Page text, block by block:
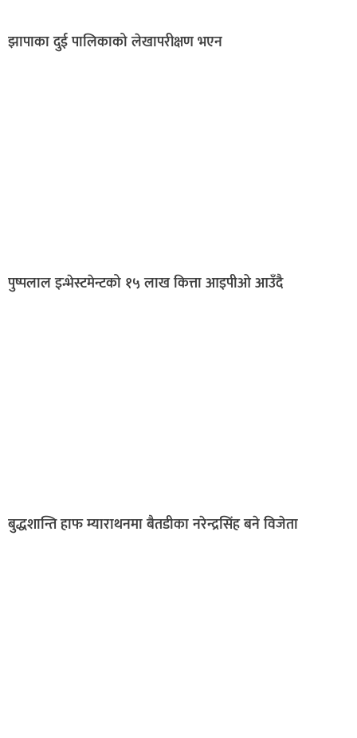
झापाका दुई पालिकाको लेखापरीक्षण भएन
पुष्पलाल इन्भेस्टमेन्टको १५ लाख कित्ता आइपीओ आउँदै
बुद्धशान्ति हाफ म्याराथनमा बैतडीका नरेन्द्रसिंह बने विजेता